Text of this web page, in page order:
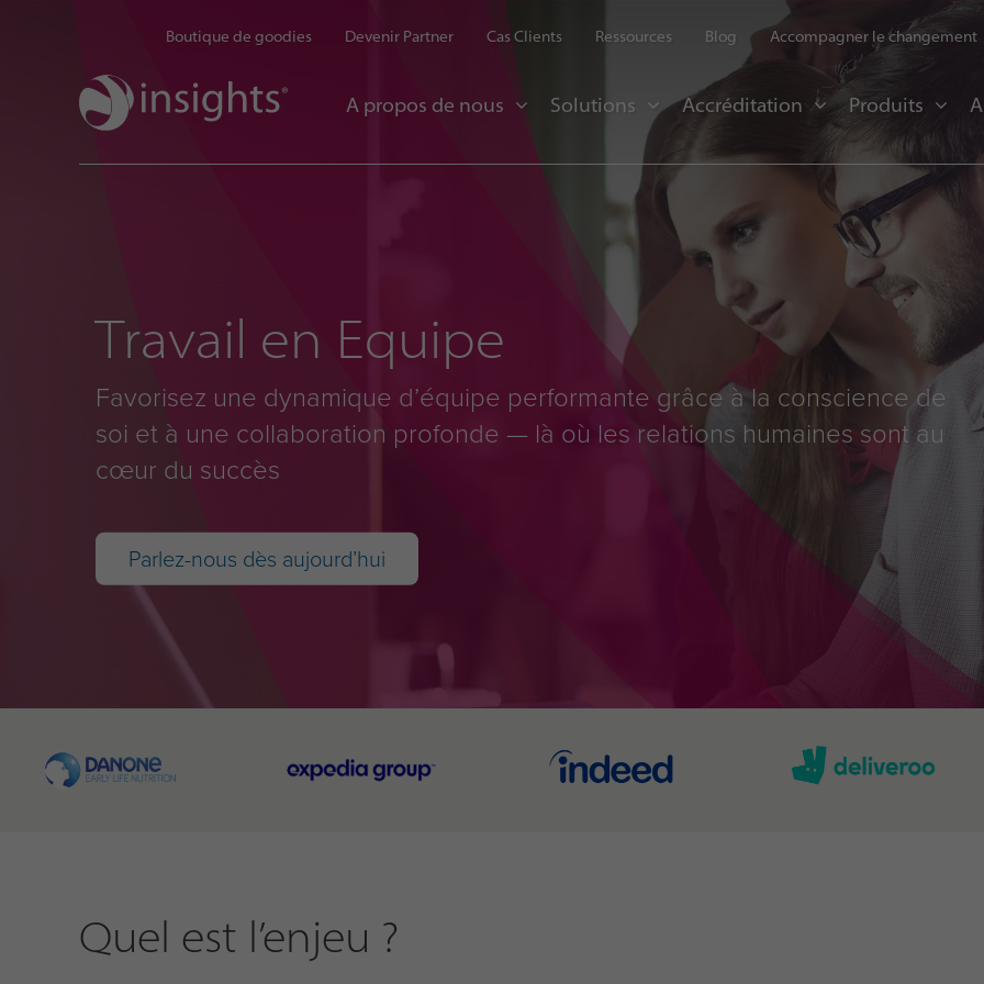
Boutique de goodies Devenir Partner Cas Clients Ressources Blog Accompagner le changement
A propos de nous Solutions Accréditation Produits
Travail en Equipe
Favorisez une dynamique d’équipe performante grâce à la conscience de
soi et à une collaboration profonde — là où les relations humaines sont au
cœur du succès
Parlez-nous dès aujourd’hui
Quel est l’enjeu ?